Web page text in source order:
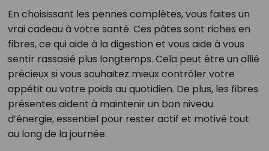
En choisissant les pennes complètes, vous faites un
vrai cadeau à votre santé. Ces pâtes sont riches en
fibres, ce qui aide à la digestion et vous aide à vous
sentir rassasié plus longtemps. Cela peut être un allié
précieux si vous souhaitez mieux contrôler votre
appétit ou votre poids au quotidien. De plus, les fibres
présentes aident à maintenir un bon niveau
d’énergie, essentiel pour rester actif et motivé tout
au long de la journée.